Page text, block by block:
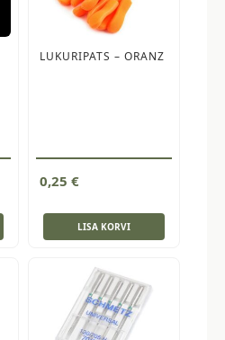
LUKURIPATS – ORANZ
0,25 €
LISA KORVI